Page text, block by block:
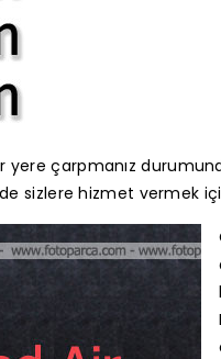
çarpmanız
sizlere hizmet vermek